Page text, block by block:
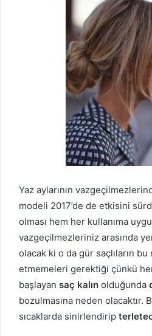
Yaz aylarının
modeli 2017’de de etkisini
olması hem her kullanıma
vazgeçilmezleriniz arasında
olacak ki o da gür saçlıların
etmemeleri gerektiği çünkü
başlayan saç kalın olduğunda
bozulmasına neden olacaktır.
sıcaklarda sinirlendirip